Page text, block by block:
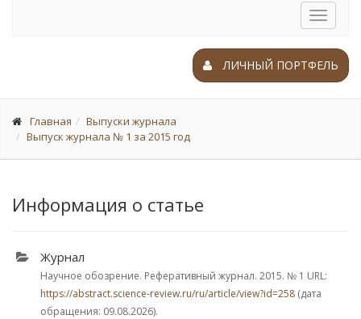
Toggle
ЛИЧНЫЙ ПОРТФЕЛЬ
Главная
Выпуски журнала
Выпуск журнала № 1 за 2015 год
Информация о статье
Журнал
Научное обозрение. Реферативный журнал. 2015. № 1 URL:
https://abstract.science-review.ru/ru/article/view?id=258 (дата
обращения: 09.08.2026).